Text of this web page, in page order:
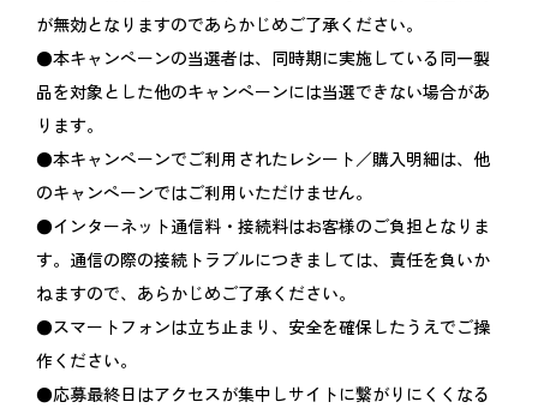
が無効となりますのであらかじめご了承ください。
●本キャンペーンの当選者は、同時期に実施している同一製
品を対象とした他のキャンペーンには当選できない場合があ
ります。
●本キャンペーンでご利用されたレシート／購入明細は、他
のキャンペーンではご利用いただけません。
●インターネット通信料・接続料はお客様のご負担となりま
す。通信の際の接続トラブルにつきましては、責任を負いか
ねますので、あらかじめご了承ください。
●スマートフォンは立ち止まり、安全を確保したうえでご操
作ください。
●応募最終日はアクセスが集中しサイトに繋がりにくくなる